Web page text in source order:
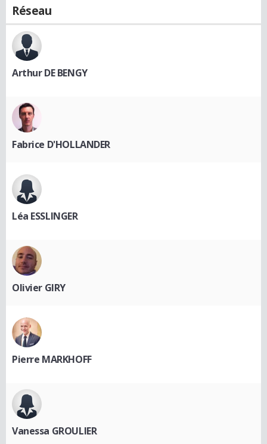
Réseau
Arthur DE BENGY
Fabrice D'HOLLANDER
Léa ESSLINGER
Olivier GIRY
Pierre MARKHOFF
Vanessa GROULIER